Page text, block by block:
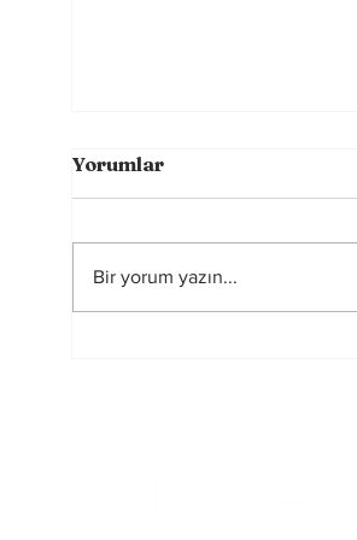
Yorumlar
Bir yorum yazın...